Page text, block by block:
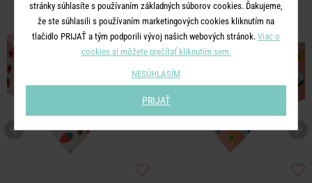
ĎALŠIE PRODUKTY ZO SÉRIE
NOVÉ! NOVÉ!
stránky súhlasíte s používaním základných súborov cookies. Ďakujeme,
že ste súhlasili s používaním marketingových cookies kliknutím na
tlačidlo PRIJAŤ a tým podporili vývoj našich webových stránok. Viac o
cookies si môžete prečítať kliknutím sem.
NESÚHLASÍM
PRIJAŤ